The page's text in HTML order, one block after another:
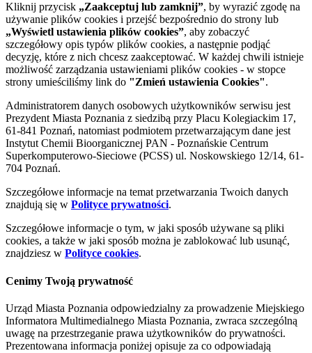
Kliknij przycisk „Zaakceptuj lub zamknij”, by wyrazić zgodę na
używanie plików cookies i przejść bezpośrednio do strony lub
„Wyświetl ustawienia plików cookies”, aby zobaczyć
szczegółowy opis typów plików cookies, a następnie podjąć
decyzję, które z nich chcesz zaakceptować. W każdej chwili istnieje
możliwość zarządzania ustawieniami plików cookies - w stopce
strony umieściliśmy link do "Zmień ustawienia Cookies".
Administratorem danych osobowych użytkowników serwisu jest
Prezydent Miasta Poznania z siedzibą przy Placu Kolegiackim 17,
61-841 Poznań, natomiast podmiotem przetwarzającym dane jest
Instytut Chemii Bioorganicznej PAN - Poznańskie Centrum
Superkomputerowo-Sieciowe (PCSS) ul. Noskowskiego 12/14, 61-
704 Poznań.
Szczegółowe informacje na temat przetwarzania Twoich danych
znajdują się w Polityce prywatności.
Szczegółowe informacje o tym, w jaki sposób używane są pliki
cookies, a także w jaki sposób można je zablokować lub usunąć,
znajdziesz w Polityce cookies.
Cenimy Twoją prywatność
Urząd Miasta Poznania odpowiedzialny za prowadzenie Miejskiego
Informatora Multimedialnego Miasta Poznania, zwraca szczególną
uwagę na przestrzeganie prawa użytkowników do prywatności.
Prezentowana informacja poniżej opisuje za co odpowiadają